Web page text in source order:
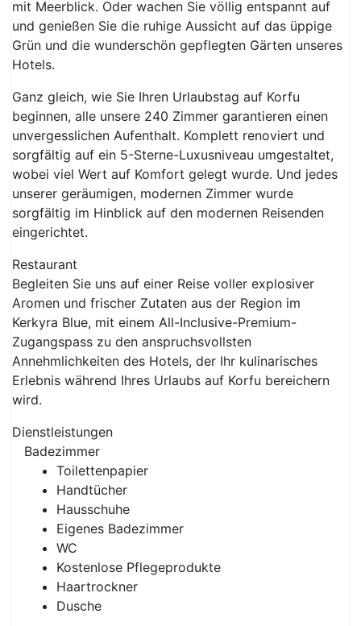
mit Meerblick. Oder wachen Sie völlig entspannt auf
und genießen Sie die ruhige Aussicht auf das üppige
Grün und die wunderschön gepflegten Gärten unseres
Hotels.
Ganz gleich, wie Sie Ihren Urlaubstag auf Korfu
beginnen, alle unsere 240 Zimmer garantieren einen
unvergesslichen Aufenthalt. Komplett renoviert und
sorgfältig auf ein 5-Sterne-Luxusniveau umgestaltet,
wobei viel Wert auf Komfort gelegt wurde. Und jedes
unserer geräumigen, modernen Zimmer wurde
sorgfältig im Hinblick auf den modernen Reisenden
eingerichtet.
Restaurant
Begleiten Sie uns auf einer Reise voller explosiver
Aromen und frischer Zutaten aus der Region im
Kerkyra Blue, mit einem All-Inclusive-Premium-
Zugangspass zu den anspruchsvollsten
Annehmlichkeiten des Hotels, der Ihr kulinarisches
Erlebnis während Ihres Urlaubs auf Korfu bereichern
wird.
Dienstleistungen
Badezimmer
Toilettenpapier
Handtücher
Hausschuhe
Eigenes Badezimmer
WC
Kostenlose Pflegeprodukte
Haartrockner
Dusche